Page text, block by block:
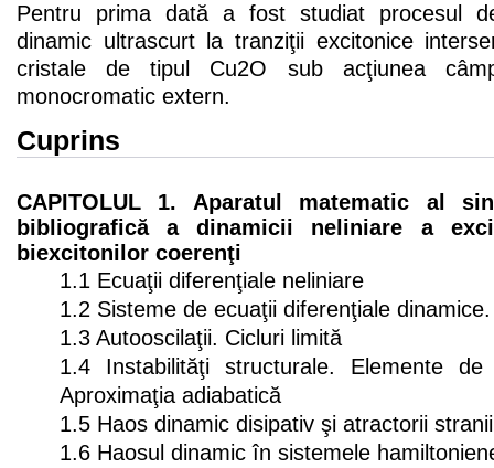
Pentru prima dată a fost studiat procesul
dinamic ultrascurt la tranziţii excitonice
cristale de tipul Cu2O sub acţiunea
monocromatic extern.
Cuprins
CAPITOLUL 1. Aparatul matematic al
bibliografică a dinamicii neliniare a
biexcitonilor coerenţi
1.1 Ecuaţii diferenţiale neliniare
1.2 Sisteme de ecuaţii diferenţiale
1.3 Autooscilaţii. Cicluri limită
1.4 Instabilităţi structurale. Elemente
Aproximaţia adiabatică
1.5 Haos dinamic disipativ şi atractorii stranii
1.6 Haosul dinamic în sistemele